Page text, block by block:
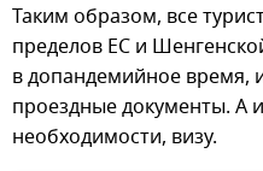
Таким образом, все
пределов ЕС и
в допандемийное время,
проездные документы. А
необходимости, визу.